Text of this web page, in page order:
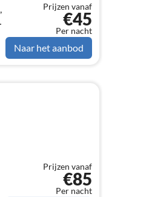
Prijzen vanaf
€45
Per nacht
Naar het aanbod
Prijzen vanaf
€85
Per nacht